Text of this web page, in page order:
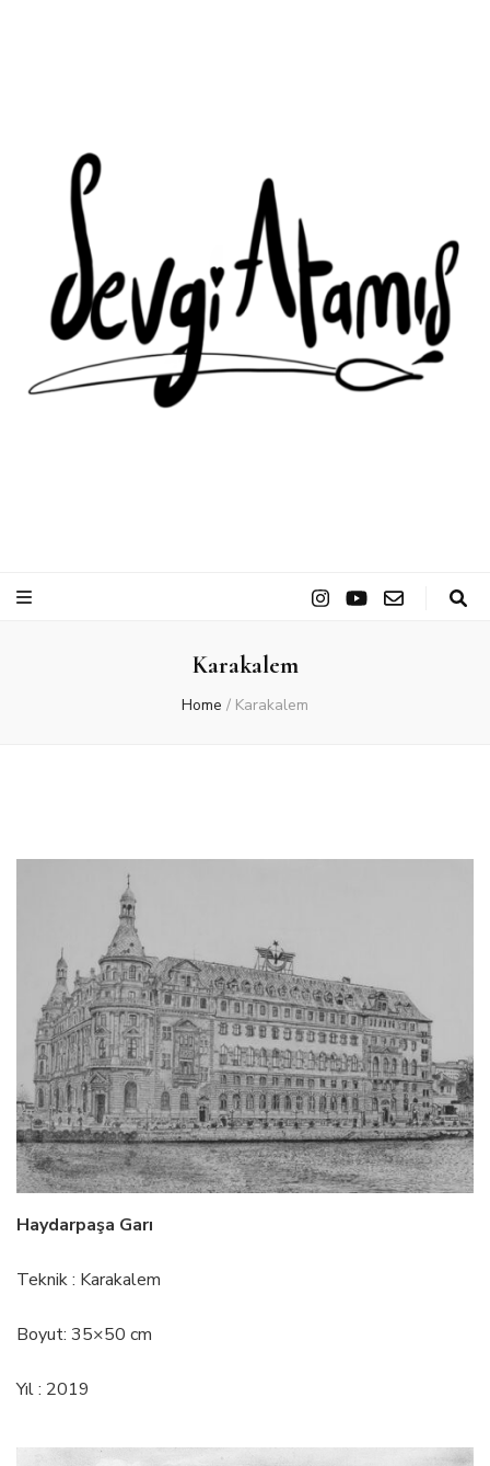
Karakalem
Home / Karakalem
Haydarpaşa Garı
Teknik : Karakalem
Boyut: 35×50 cm
Yıl : 2019